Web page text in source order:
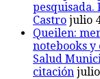
pesquisada.
Castro julio
Queilen:
notebooks y
Salud
citación julio